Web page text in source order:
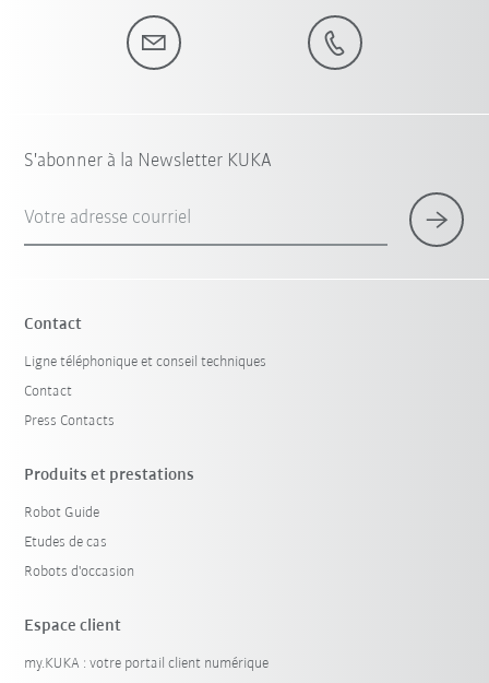
S'abonner à la Newsletter KUKA
Votre adresse courriel
Contact
Ligne téléphonique et conseil techniques
Contact
Press Contacts
Produits et prestations
Robot Guide
Etudes de cas
Robots d'occasion
Espace client
my.KUKA : votre portail client numérique